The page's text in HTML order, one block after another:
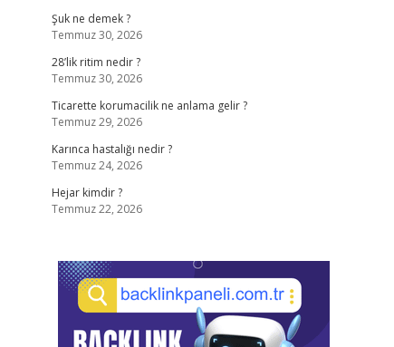
Şuk ne demek ?
Temmuz 30, 2026
28’lik ritim nedir ?
Temmuz 30, 2026
Ticarette korumacilik ne anlama gelir ?
Temmuz 29, 2026
Karınca hastalığı nedir ?
Temmuz 24, 2026
Hejar kimdir ?
Temmuz 22, 2026